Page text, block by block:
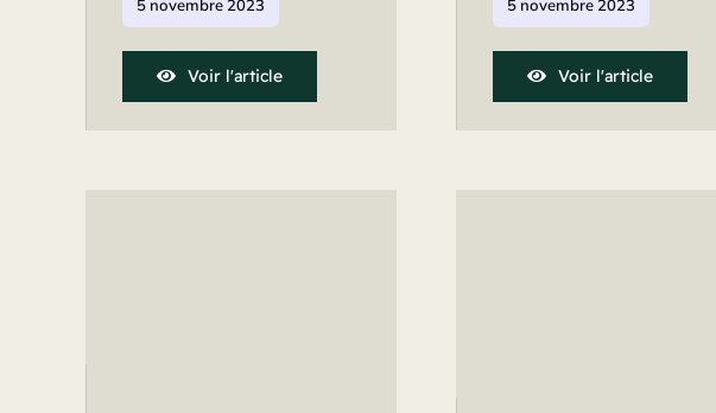
5 novembre 2023
Voir l'article
5 novembre 2023
Voir l'article